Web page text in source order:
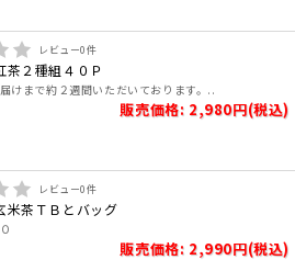
レビュー0件
茶２種組４０Ｐ
けまで約２週間いただいております。..
販売価格: 2,980円(税込)
レビュー0件
米茶ＴＢとバッグ
販売価格: 2,990円(税込)